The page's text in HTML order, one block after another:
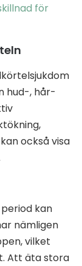
för
hud-, hår-
också visa
kan
nämligen
vilket
Att äta stora